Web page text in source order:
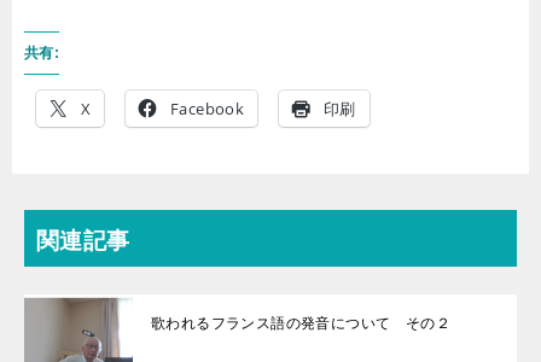
共有:
X Facebook 印刷
関連記事
歌われるフランス語の発音について その２